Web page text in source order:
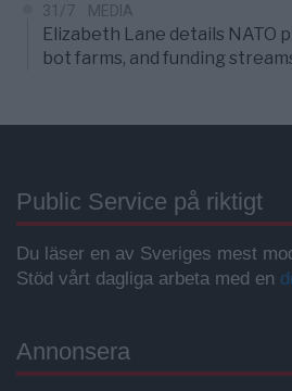
31/7 MEDIA
Elizabeth Lane details NATO
bot farms, and funding
Public Service på riktigt
Du läser en av Sveriges mest
Stöd vårt dagliga arbeta med en
Annonsera